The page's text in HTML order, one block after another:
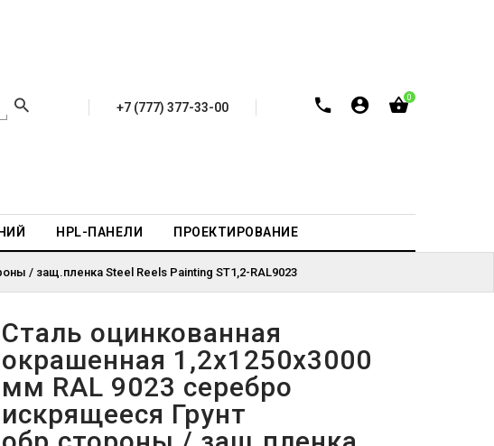
+7 (777) 377-33-00
0
HPL-ПАНЕЛИ ПРОЕКТИРОВАНИЕ
/ защ.пленка Steel Reels Painting ST1,2-RAL9023
Сталь оцинкованная
окрашенная 1,2х1250х3000
мм RAL 9023 серебро
искрящееся Грунт